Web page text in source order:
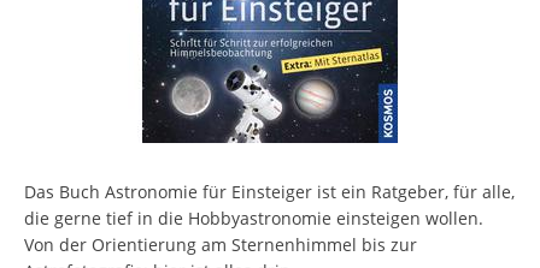
Das Buch Astronomie für Einsteiger ist ein Ratgeber, für alle,
die gerne tief in die Hobbyastronomie einsteigen wollen.
Von der Orientierung am Sternenhimmel bis zur